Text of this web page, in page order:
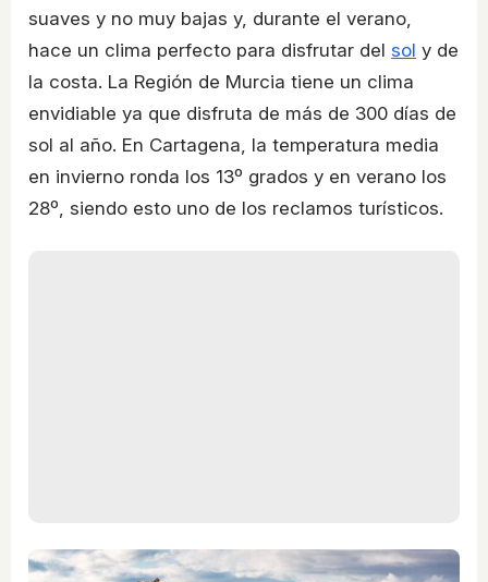
suaves y no muy bajas y, durante el verano,
hace un clima perfecto para disfrutar del sol y de
la costa. La Región de Murcia tiene un clima
envidiable ya que disfruta de más de 300 días de
sol al año. En Cartagena, la temperatura media
en invierno ronda los 13º grados y en verano los
28º, siendo esto uno de los reclamos turísticos.